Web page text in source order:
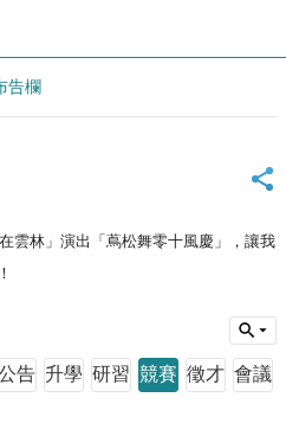
告欄
雲林」演出「 蔦松舞零十風慶」，讓我
告 升學 研習 競賽 徵才 會議